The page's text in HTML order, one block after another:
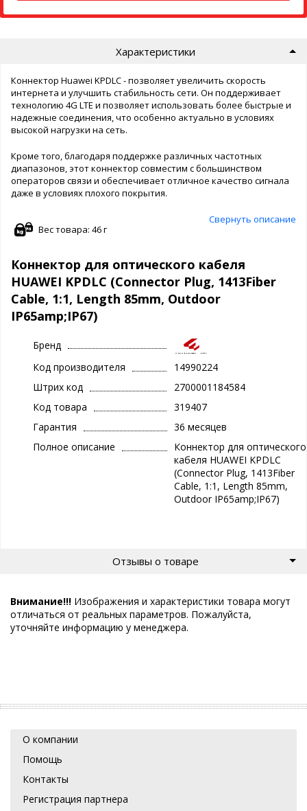
Характеристики
Коннектор Huawei KPDLC - позволяет увеличить скорость
интернета и улучшить стабильность сети. Он поддерживает
технологию 4G LTE и позволяет использовать более быстрые и
надежные соединения, что особенно актуально в условиях
высокой нагрузки на сеть.
Кроме того, благодаря поддержке различных частотных
диапазонов, этот коннектор совместим с большинством
операторов связи и обеспечивает отличное качество сигнала
даже в условиях плохого покрытия.
Свернуть описание
Вес товара: 46 г
Коннектор для оптического кабеля
HUAWEI KPDLC (Connector Plug, 1413Fiber
Cable, 1:1, Length 85mm, Outdoor
IP65amp;IP67)
Бренд
Код производителя
14990224
Штрих код
2700001184584
Код товара
319407
Гарантия
36 месяцев
Полное описание
Коннектор для оптического
кабеля HUAWEI KPDLC
(Connector Plug, 1413Fiber
Cable, 1:1, Length 85mm,
Outdoor IP65amp;IP67)
Отзывы о товаре
Внимание!!! Изображения и характеристики товара могут
отличаться от реальных параметров. Пожалуйста,
уточняйте информацию у менеджера.
О компании
Помощь
Контакты
Регистрация партнера